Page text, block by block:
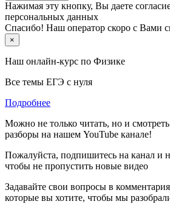
Нажимая эту кнопку, Вы даете
персональных данных
Спасибо! Наш оператор скоро с Вами
×
Наш онлайн-курс по Физике
Все темы ЕГЭ с нуля
Подробнее
Можно не только читать, но и
разборы на нашем YouTube канале!
Пожалуйста, подпишитесь на канал и
чтобы не пропустить новые видео
Задавайте свои вопросы в
которые вы хотите, чтобы мы